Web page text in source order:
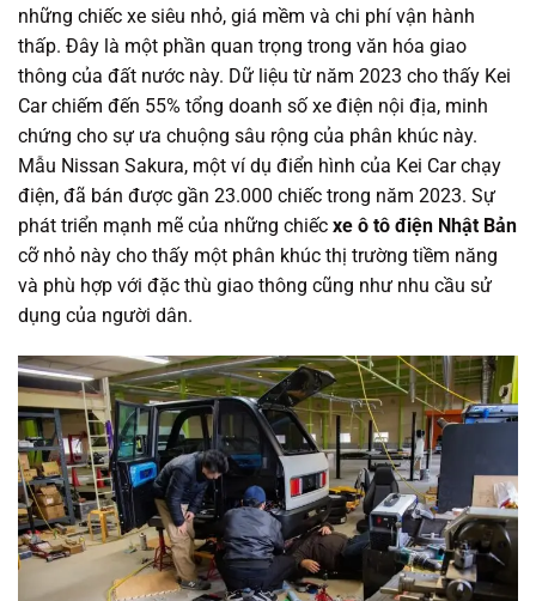
những chiếc xe siêu nhỏ, giá mềm và chi phí vận hành
thấp. Đây là một phần quan trọng trong văn hóa giao
thông của đất nước này. Dữ liệu từ năm 2023 cho thấy Kei
Car chiếm đến 55% tổng doanh số xe điện nội địa, minh
chứng cho sự ưa chuộng sâu rộng của phân khúc này.
Mẫu Nissan Sakura, một ví dụ điển hình của Kei Car chạy
điện, đã bán được gần 23.000 chiếc trong năm 2023. Sự
phát triển mạnh mẽ của những chiếc xe ô tô điện Nhật Bản
cỡ nhỏ này cho thấy một phân khúc thị trường tiềm năng
và phù hợp với đặc thù giao thông cũng như nhu cầu sử
dụng của người dân.